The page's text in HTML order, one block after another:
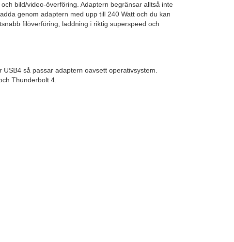
bild/video-överföring. Adaptern begränsar alltså inte
genom adaptern med upp till 240 Watt och du kan
filöverföring, laddning i riktig superspeed och
så passar adaptern oavsett operativsystem.
Thunderbolt 4.